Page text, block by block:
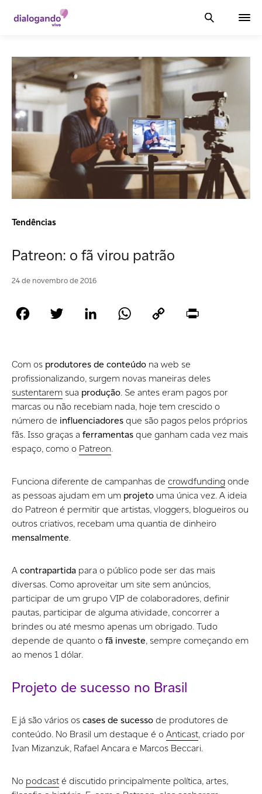
Tendências
Patreon: o fã virou patrão
24 de novembro de 2016
Facebook Twitter LinkedIn WhatsAppCopy
Com os produtores de conteúdo na web se
profissionalizando, surgem novas maneiras deles
sustentarem sua produção. Se antes eram pagos por
marcas ou não recebiam nada, hoje tem crescido o
número de influenciadoresque são pagos pelos próprios
fãs. Isso graças a ferramentasque ganham cada vez mais
espaço, como o Patreon.
Funciona diferente de campanhas de crowdfundingonde
as pessoas ajudam em um projeto uma única vez. A ideia
do Patreon é permitir que artistas, vloggers, blogueiros ou
outros criativos, recebam uma quantia de dinheiro
mensalmente.
Acontrapartida para o público pode ser das mais
diversas. Como aproveitar um site sem anúncios,
participar de um grupo VIP de colaboradores, definir
pautas, participar de alguma atividade, concorrer a
brindes ou até mesmo apenas um obrigado. Tudo
depende de quanto ofã investe, sempre começando em
ao menos 1 dólar.
Projeto de sucesso no Brasil
E já são vários oscases de sucessode produtores de
conteúdo. No Brasil um destaque é oAnticast, criado por
Ivan Mizanzuk, Rafael Ancara e Marcos Beccari.
No podcasté discutido principalmente política, artes,